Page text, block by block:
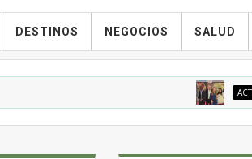
DESTINOS NEGOCIOS SALUD
ACTUALIDAD